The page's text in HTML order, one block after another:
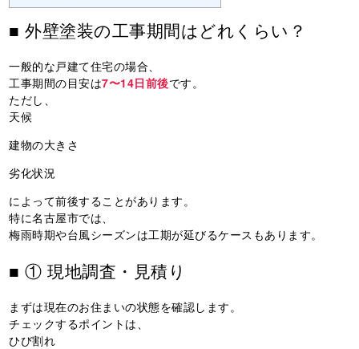
■ 外壁塗装の工事期間はどれくらい？
一般的な戸建て住宅の場合、
工事期間の目安は7〜14日前後です。
ただし、
天候
建物の大きさ
劣化状況
によって前後することがあります。
特に名古屋市では、
梅雨時期や台風シーズンは工期が延びるケースもあります。
■ ① 現地調査・見積り
まずは現在のお住まいの状態を確認します。
チェックするポイントは、
ひび割れ